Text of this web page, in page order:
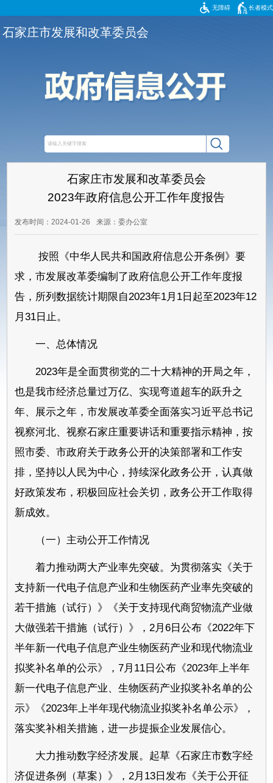
无障碍 长者模式
石家庄市发展和改革委员会
石家庄市发展和改革委员会
2023年政府信息公开工作年度报告
发布时间：2024-01-26 来源：委办公室
按照《中华人民共和国政府信息公开条例》要
求，市发展改革委编制了政府信息公开工作年度报
告，所列数据统计期限自2023年1月1日起至2023年12
月31日止。
一、总体情况
2023年是全面贯彻党的二十大精神的开局之年，
也是我市经济总量过万亿、实现弯道超车的跃升之
年、展示之年，市发展改革委全面落实习近平总书记
视察河北、视察石家庄重要讲话和重要指示精神，按
照市委、市政府关于政务公开的决策部署和工作安
排，坚持以人民为中心，持续深化政务公开，认真做
好政策发布，积极回应社会关切，政务公开工作取得
新成效。
（一）主动公开工作情况
着力推动两大产业率先突破。为贯彻落实《关于
支持新一代电子信息产业和生物医药产业率先突破的
若干措施（试行）》《关于支持现代商贸物流产业做
大做强若干措施（试行）》，2月6日公布《2022年下
半年新一代电子信息产业生物医药产业和现代物流业
拟奖补名单的公示》，7月11日公布《2023年上半年
新一代电子信息产业、生物医药产业拟奖补名单的公
示》《2023年上半年现代物流业拟奖补名单公示》，
落实奖补相关措施，进一步提振企业发展信心。
大力推动数字经济发展。起草《石家庄市数字经
济促进条例（草案）》，2月13日发布《关于公开征